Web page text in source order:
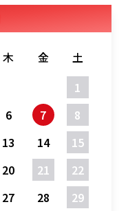
木 金
土
1
6 7
8
13 14
15
20 21
22
27 28
29